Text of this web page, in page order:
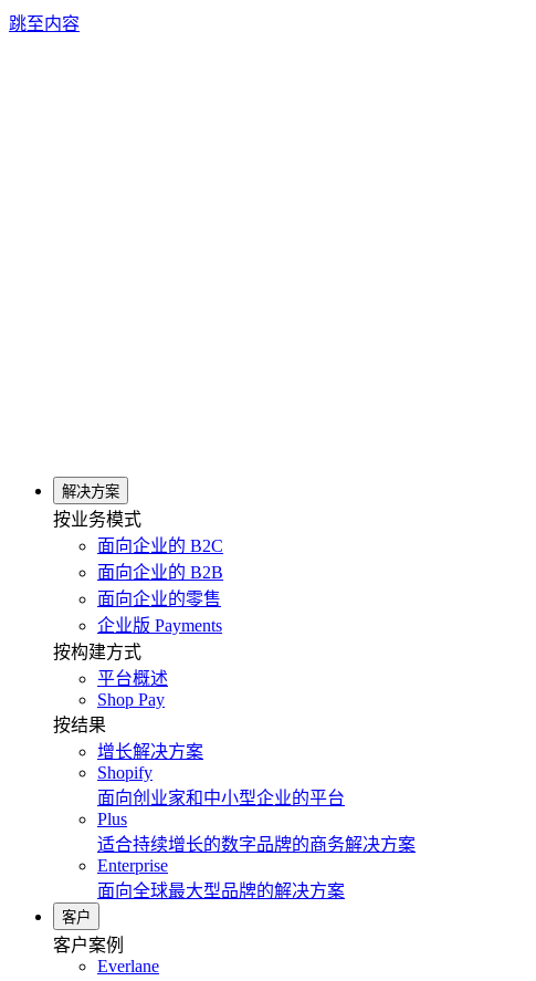
跳至内容
解决方案
按业务模式
面向企业的 B2C
面向企业的 B2B
面向企业的零售
企业版 Payments
按构建方式
平台概述
Shop Pay
按结果
增长解决方案
Shopify
面向创业家和中小型企业的平台
Plus
适合持续增长的数字品牌的商务解决方案
Enterprise
面向全球最大型品牌的解决方案
客户
客户案例
Everlane